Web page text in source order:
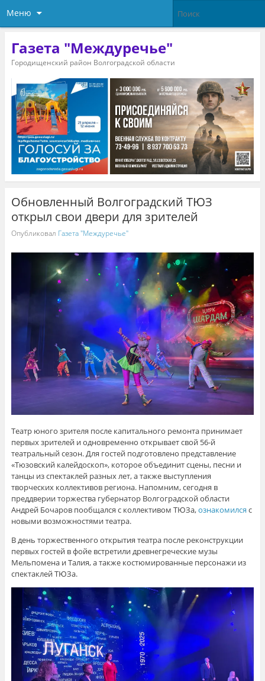
Меню
Газета "Междуречье"
Городищенский район Волгоградской области
Обновленный Волгоградский ТЮЗ
открыл свои двери для зрителей
Опубликовал Газета "Междуречье"
Театр юного зрителя после капитального ремонта принимает
первых зрителей и одновременно открывает свой 56-й
театральный сезон. Для гостей подготовлено представление
«Тюзовский калейдоскоп», которое объединит сцены, песни и
танцы из спектаклей разных лет, а также выступления
творческих коллективов региона. Напомним, сегодня в
преддверии торжества губернатор Волгоградской области
Андрей Бочаров пообщался с коллективом ТЮЗа,ознакомился с
новыми возможностями театра.
В день торжественного открытия театра после реконструкции
первых гостей в фойе встретили древнегреческие музы
Мельпомена и Талия, а также костюмированные персонажи из
спектаклей ТЮЗа.